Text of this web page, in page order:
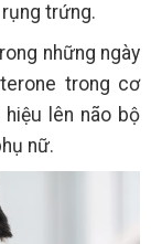
trứng.
những ngày
trong cơ
lên não bộ
nữ.